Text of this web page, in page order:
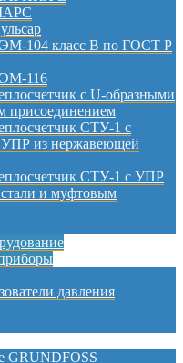
104 класс B по ГОСТ Р
116
с U-образными
присоединением
СТУ-1 с
УПР из нержавеющей
СТУ-1 с УПР
и муфтовым
давления
GRUNDFOSS